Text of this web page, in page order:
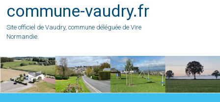
commune-vaudry.fr
Site officiel de Vaudry, commune déléguée de Vire
Normandie.